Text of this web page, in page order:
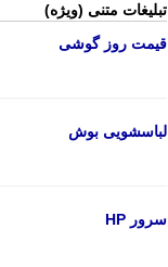
تبلیغات متنی (ویژه)
قیمت روز گوشی
لباسشویی بوش
سرور HP